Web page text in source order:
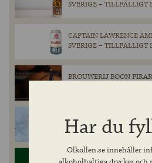
SVERIGE – TILLFÄLLIGT
CAPTAIN LAWRENCE
SVERIGE – TILLFÄLLIGT
BROUWERIJ BOON
TEERENPELI KULO
ELDIGT FINSKT LEJON
TYSK PILSNER:
Har du
Olkollen.se innehåller